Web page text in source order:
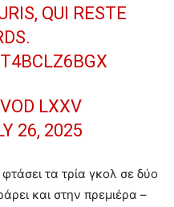
QUI RESTE
LXXV
26, 2025
φτάσει τα τρία γκολ σε δύο
και στην πρεμιέρα –